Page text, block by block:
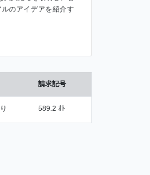
のアイデアを紹介す
請求記号
589.2 ｵﾄ